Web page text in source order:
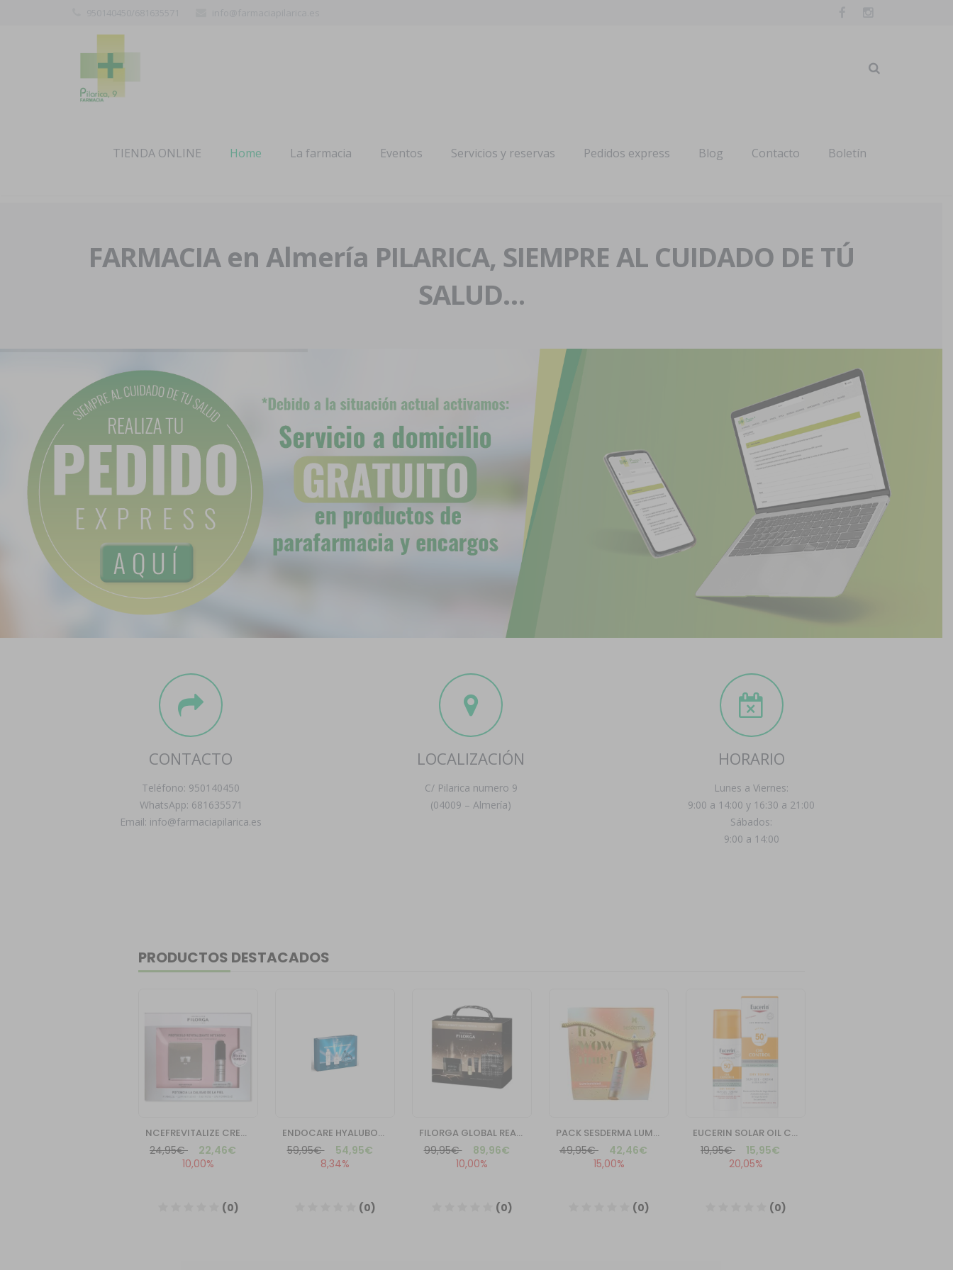
TIENDA ONLINE Home La farmacia Eventos Servicios y reservas Pedidos express Blog Contacto Boletín
FARMACIA en Almería PILARICA, SIEMPRE AL CUIDADO DE TÚ
SALUD…
CONTACTO
Teléfono: 950140450
WhatsApp: 681635571
Email: info@farmaciapilarica.es
LOCALIZACIÓN
C/ Pilarica numero 9
(04009 – Almería)
HORARIO
Lunes a Viernes:
9:00 a 14:00 y 16:30 a 21:00
Sábados:
9:00 a 14:00